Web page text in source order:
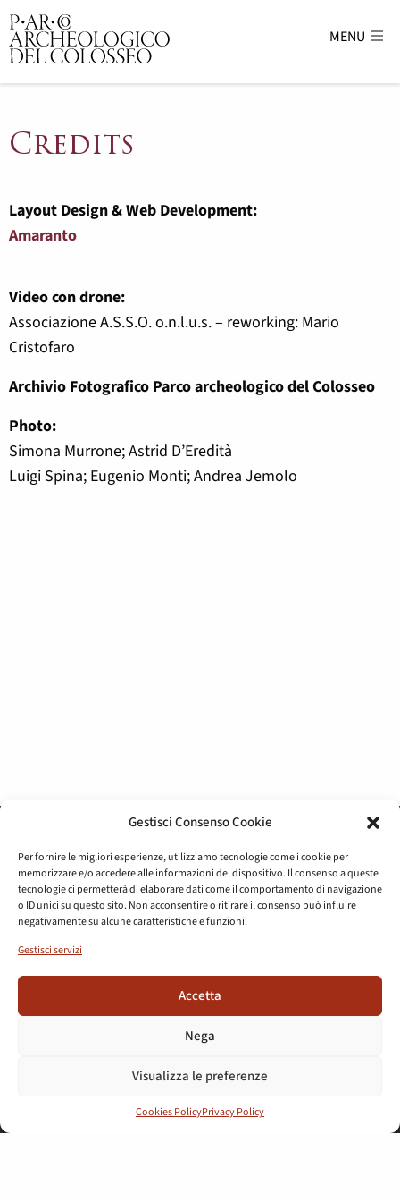
Gestisci Consenso Cookie
Per fornire le migliori esperienze, utilizziamo tecnologie come i cookie per
memorizzare e/o accedere alle informazioni del dispositivo. Il consenso a queste
tecnologie ci permetterà di elaborare dati come il comportamento di navigazione
o ID unici su questo sito. Non acconsentire o ritirare il consenso può influire
negativamente su alcune caratteristiche e funzioni.
Gestisci servizi
Accetta
Nega
Visualizza le preferenze
Cookies PolicyPrivacy Policy
Parco Archeologico del Colosseo - sito
MENU
Credits
Layout Design & Web Development:
Amaranto
Video con drone:
Associazione A.S.S.O. o.n.l.u.s. – reworking: Mario
Cristofaro
Archivio Fotografico Parco archeologico del Colosseo
Photo:
Simona Murrone; Astrid D’Eredità
Luigi Spina; Eugenio Monti; Andrea Jemolo
© 2026 Parco archeologico del Colosseo
Privacy
Cookies
Gestione consensi
Credits
LINGUA
ITA
ENG 中文
Press Amministrazione trasparente
Annual Report